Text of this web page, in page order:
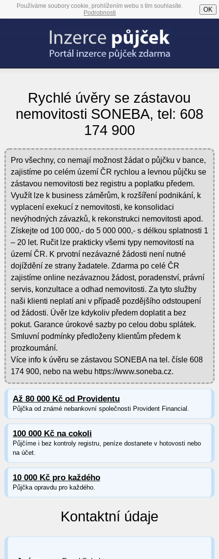
Používáme soubory cookie, prohlížením webu s tím souhlasíte.
Podrobnosti
OK
Rychlé úvěry se zástavou
nemovitosti SONEBA, tel: 608
174 900
Pro všechny, co nemají možnost žádat o půjčku v bance,
zajistíme po celém území ČR rychlou a levnou půjčku se
zástavou nemovitosti bez registru a poplatku předem.
Využít lze k business záměrům, k rozšíření podnikání, k
vyplacení exekucí z nemovitosti, ke konsolidaci
nevýhodných závazků, k rekonstrukci nemovitosti apod.
Získejte od 100 000,- do 5 000 000,- s délkou splatnosti 1
– 20 let. Ručit lze prakticky všemi typy nemovitostí na
území ČR. K prvotní nezávazné žádosti není nutné
dojíždění ze strany žadatele. Zdarma po celé ČR
zajistíme online nezávaznou žádost, poradenství, právní
servis, konzultace a odhad nemovitosti. Za tyto služby
naši klienti neplatí ani v případě pozdějšího odstoupení
od žádosti. Úvěr lze kdykoliv předem doplatit a bez
pokut. Garance úrokové sazby po celou dobu splátek.
Smluvní podmínky předloženy klientům předem k
prozkoumání.
Více info k úvěru se zástavou SONEBA na tel. čísle 608
174 900, nebo na webu https://www.soneba.cz.
Až 80 000 Kč od Providentu
Půjčka od známé nebankovní společnosti Provident Financial.
100 000 Kč na cokoli
Půjčíme i bez kontroly registru, peníze dostanete v hotovosti nebo
na účet.
10 000 Kč pro každého
Půjčka opravdu pro každého.
Kontaktní údaje